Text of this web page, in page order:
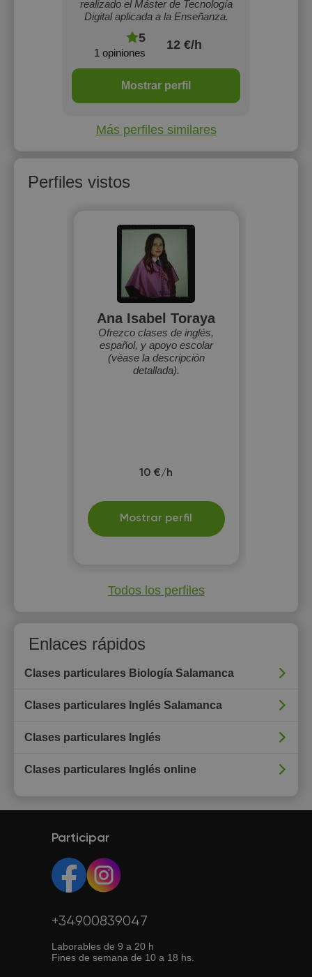
realizado el Máster de Tecnología
Digital aplicada a la Enseñanza.
5
1 opiniones
12 €/h
Mostrar perfil
Más perfiles similares
Perfiles vistos
Ana Isabel Toraya
Ofrezco clases de inglés,
español, y apoyo escolar
(véase la descripción
detallada).
10 €/h
Mostrar perfil
Todos los perfiles
Enlaces rápidos
Clases particulares Biología Salamanca
Clases particulares Inglés Salamanca
Clases particulares Inglés
Clases particulares Inglés online
Participar
+34900839047
Laborables de 9 a 20 h
Fines de semana de 10 a 18 hs.